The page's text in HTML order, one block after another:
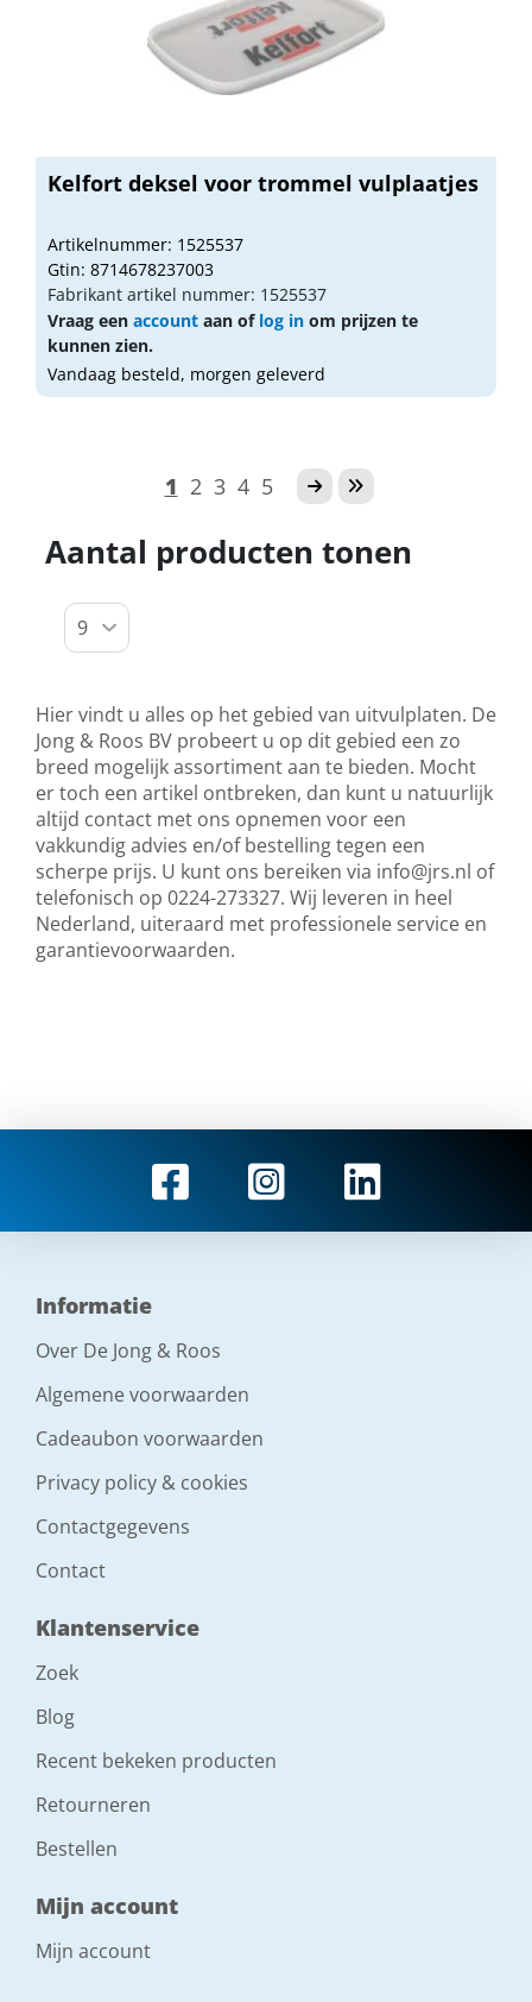
Kelfort deksel voor trommel vulplaatjes
Artikelnummer: 1525537
Gtin: 8714678237003
Fabrikant artikel nummer: 1525537
Vraag een account aan of log in om prijzen te
kunnen zien.
Vandaag besteld, morgen geleverd
1 2 3 4 5
Aantal producten tonen
Hier vindt u alles op het gebied van uitvulplaten. De
Jong & Roos BV probeert u op dit gebied een zo
breed mogelijk assortiment aan te bieden. Mocht
er toch een artikel ontbreken, dan kunt u natuurlijk
altijd contact met ons opnemen voor een
vakkundig advies en/of bestelling tegen een
scherpe prijs. U kunt ons bereiken via info@jrs.nl of
telefonisch op 0224-273327. Wij leveren in heel
Nederland, uiteraard met professionele service en
garantievoorwaarden.
Informatie
Over De Jong & Roos
Algemene voorwaarden
Cadeaubon voorwaarden
Privacy policy & cookies
Contactgegevens
Contact
Klantenservice
Zoek
Blog
Recent bekeken producten
Retourneren
Bestellen
Mijn account
Mijn account